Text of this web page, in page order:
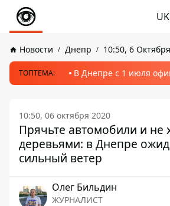
UK
Новости Днепр 10:50, 6
ТОПТЕМА: В Днепре с 1 июля
10:50, 06 октября 2020
Прячьте автомобили и не
деревьями: в Днепре
сильный ветер
Олег Бильдин
ЖУРНАЛИСТ